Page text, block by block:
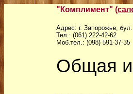
"Комплимент" (
Адрес: г. Запорожье,
Тел.: (061) 222-42-62
Моб.тел.: (098) 591-37-35
Общая